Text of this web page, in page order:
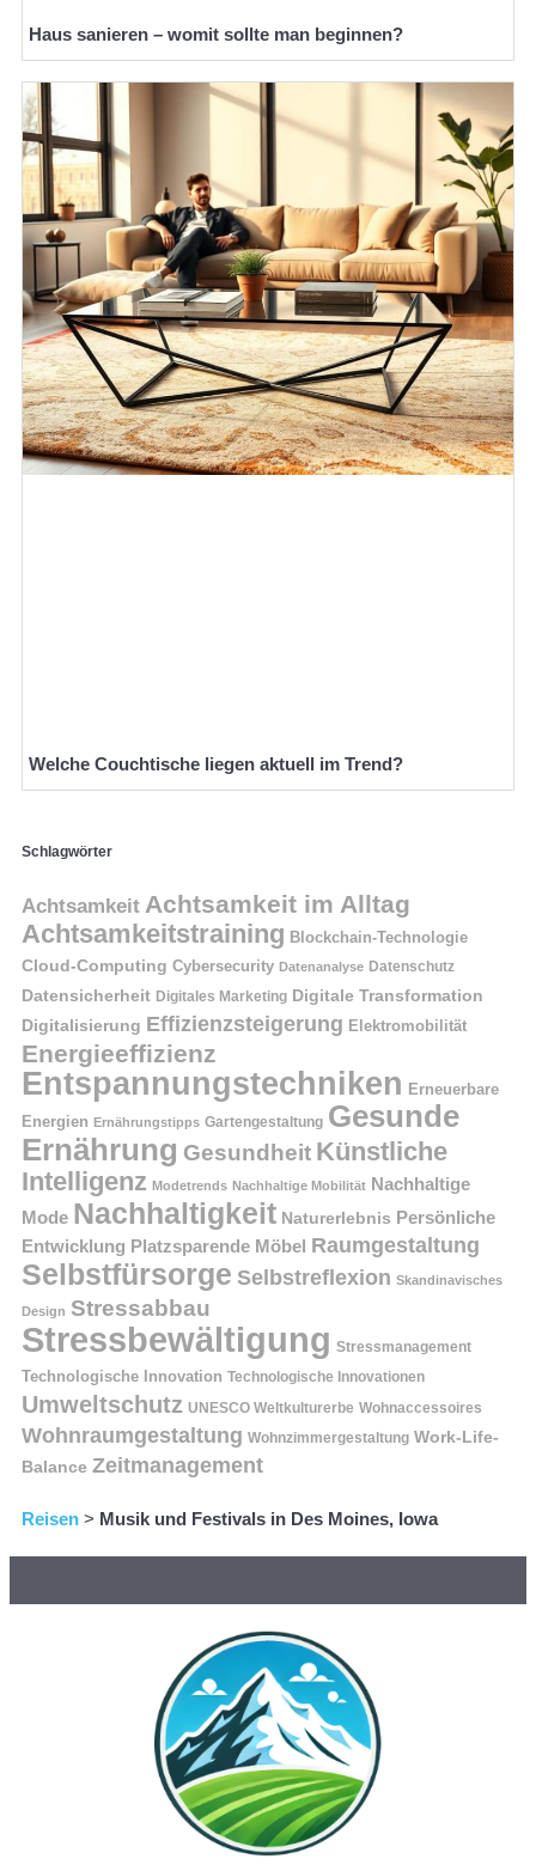
Haus sanieren – womit sollte man beginnen?
Welche Couchtische liegen aktuell im Trend?
Schlagwörter
Achtsamkeit Achtsamkeit im Alltag
Achtsamkeitstraining Blockchain-Technologie
Cloud-Computing Cybersecurity Datenanalyse Datenschutz
Datensicherheit Digitales Marketing Digitale Transformation
Digitalisierung Effizienzsteigerung Elektromobilität
Energieeffizienz
Entspannungstechniken Erneuerbare
Energien Ernährungstipps Gartengestaltung Gesunde
Ernährung Gesundheit Künstliche
Intelligenz Modetrends Nachhaltige Mobilität Nachhaltige
Mode Nachhaltigkeit Naturerlebnis Persönliche
Entwicklung Platzsparende Möbel Raumgestaltung
Selbstfürsorge Selbstreflexion Skandinavisches
Design Stressabbau
Stressbewältigung Stressmanagement
Technologische Innovation Technologische Innovationen
Umweltschutz UNESCO Weltkulturerbe Wohnaccessoires
Wohnraumgestaltung Wohnzimmergestaltung Work-Life-
Balance Zeitmanagement
Reisen > Musik und Festivals in Des Moines, Iowa